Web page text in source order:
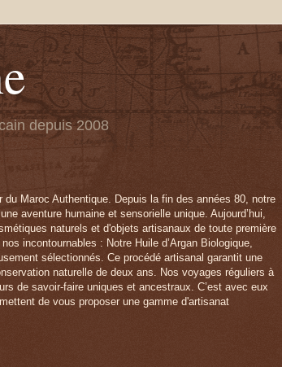
depuis 2008
Maroc Authentique. Depuis la fin des années 80, notre
aventure humaine et sensorielle unique. Aujourd’hui,
naturels et d'objets artisanaux de toute première
incontournables : Notre Huile d’Argan Biologique,
sélectionnés. Ce procédé artisanal garantit une
naturelle de deux ans. Nos voyages réguliers à
de savoir-faire uniques et ancestraux. C’est avec eux
de vous proposer une gamme d'artisanat